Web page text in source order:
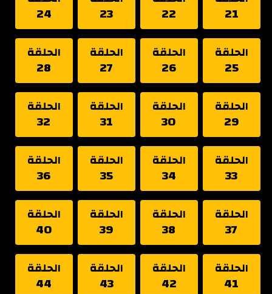
21
22
23
24
الحلقة
25
الحلقة
26
الحلقة
27
الحلقة
28
الحلقة
29
الحلقة
30
الحلقة
31
الحلقة
32
الحلقة
33
الحلقة
34
الحلقة
35
الحلقة
36
الحلقة
37
الحلقة
38
الحلقة
39
الحلقة
40
الحلقة
41
الحلقة
42
الحلقة
43
الحلقة
44